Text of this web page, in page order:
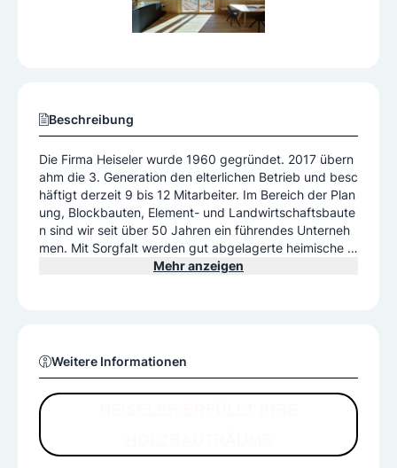
Beschreibung
Die Firma Heiseler wurde 1960 gegründet. 2017 übern
ahm die 3. Generation den elterlichen Betrieb und besc
häftigt derzeit 9 bis 12 Mitarbeiter. Im Bereich der Plan
ung, Blockbauten, Element- und Landwirtschaftsbaute
n sind wir seit über 50 Jahren ein führendes Unterneh
men. Mit Sorgfalt werden gut abgelagerte heimische H
ölzer mit bester Qualität verarbeitet. Traditionsgemäße
Mehr anzeigen
Weitere Informationen